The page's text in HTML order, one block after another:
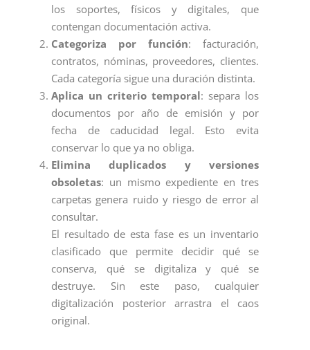
los soportes, físicos y digitales, que
contengan documentación activa.
Categoriza por función: facturación,
contratos, nóminas, proveedores, clientes.
Cada categoría sigue una duración distinta.
Aplica un criterio temporal: separa los
documentos por año de emisión y por
fecha de caducidad legal. Esto evita
conservar lo que ya no obliga.
Elimina duplicados y versiones
obsoletas: un mismo expediente en tres
carpetas genera ruido y riesgo de error al
consultar.
El resultado de esta fase es un inventario
clasificado que permite decidir qué se
conserva, qué se digitaliza y qué se
destruye. Sin este paso, cualquier
digitalización posterior arrastra el caos
original.